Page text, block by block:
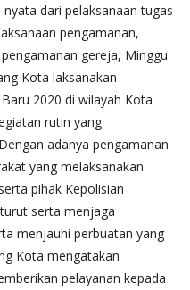
dari pelaksanaan tugas
pengamanan,
gereja, Minggu
Kota laksanakan
2020 di wilayah Kota
rutin yang
adanya pengamanan
yang melaksanakan
pihak Kepolisian
serta menjaga
menjauhi perbuatan yang
Kota mengatakan
pelayanan kepada